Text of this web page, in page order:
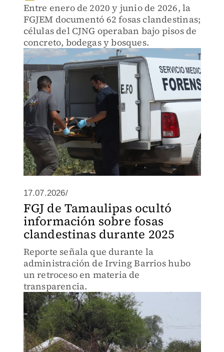
Entre enero de 2020 y junio de 2026, la
FGJEM documentó 62 fosas clandestinas;
células del CJNG operaban bajo pisos de
concreto, bodegas y bosques.
17.07.2026/
FGJ de Tamaulipas ocultó
información sobre fosas
clandestinas durante 2025
Reporte señala que durante la
administración de Irving Barrios hubo
un retroceso en materia de
transparencia.